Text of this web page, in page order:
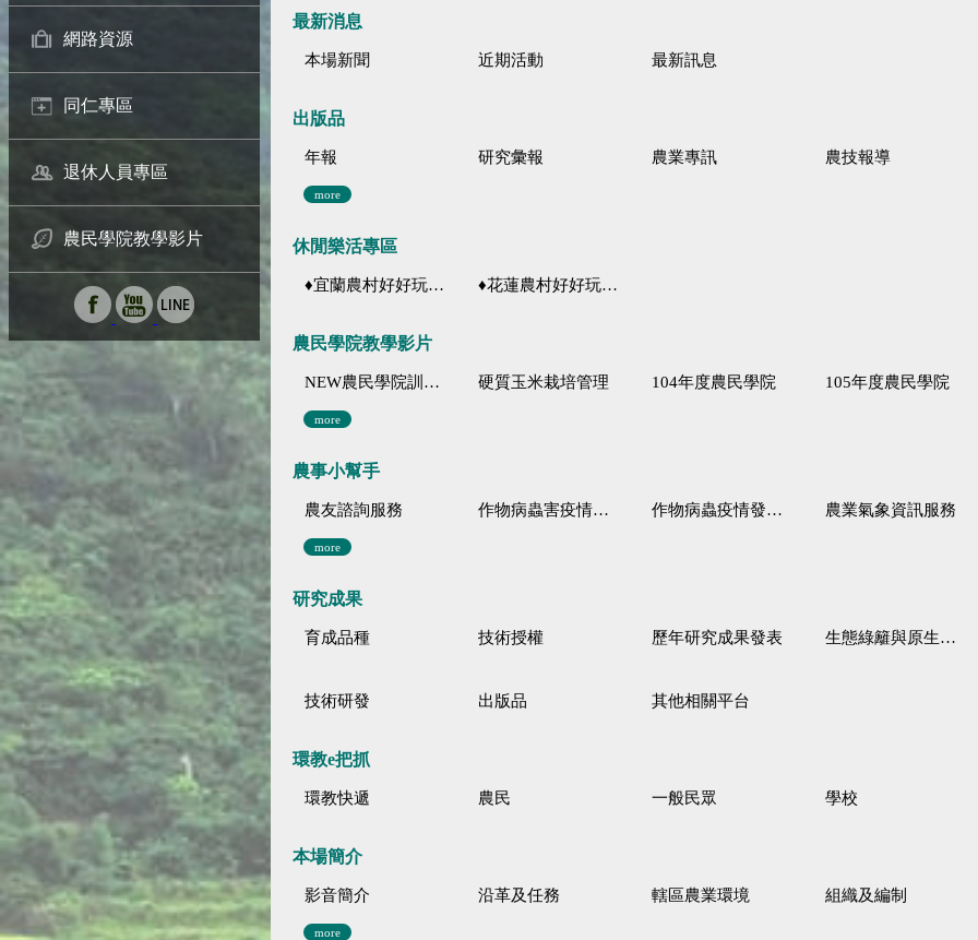
網路資源
同仁專區
退休人員專區
農民學院教學影片
最新消息
本場新聞 近期活動 最新訊息
出版品
年報 研究彙報 農業專訊 農技報導
more
休閒樂活專區
♦宜蘭農村好好玩 ♦「農、藝、山、水」四條遊程推薦 ♦花蓮農村好好玩♦「原、生、慢、活」四條遊程推薦
農民學院教學影片
NEW農民學院訓練影音分類 硬質玉米栽培管理 104年度農民學院 105年度農民學院
more
農事小幫手
農友諮詢服務 作物病蟲害疫情警報 作物病蟲疫情發生預測 農業氣象資訊服務
more
研究成果
育成品種 技術授權 歷年研究成果發表 生態綠籬與原生野花植生毯
技術研發 出版品 其他相關平台
環教e把抓
環教快遞 農民 一般民眾 學校
本場簡介
影音簡介 沿革及任務 轄區農業環境 組織及編制
more